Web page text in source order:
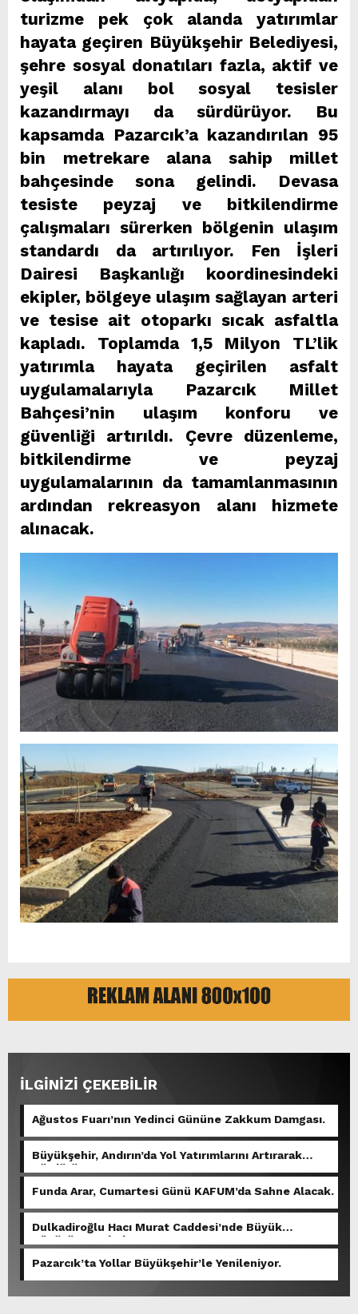
turizme pek çok alanda yatırımlar
hayata geçiren Büyükşehir Belediyesi,
şehre sosyal donatıları fazla, aktif ve
yeşil alanı bol sosyal tesisler
kazandırmayı da sürdürüyor. Bu
kapsamda Pazarcık’a kazandırılan 95
bin metrekare alana sahip millet
bahçesinde sona gelindi. Devasa
tesiste peyzaj ve bitkilendirme
çalışmaları sürerken bölgenin ulaşım
standardı da artırılıyor. Fen İşleri
Dairesi Başkanlığı koordinesindeki
ekipler, bölgeye ulaşım sağlayan arteri
ve tesise ait otoparkı sıcak asfaltla
kapladı. Toplamda 1,5 Milyon TL’lik
yatırımla hayata geçirilen asfalt
uygulamalarıyla Pazarcık Millet
Bahçesi’nin ulaşım konforu ve
güvenliği artırıldı. Çevre düzenleme,
bitkilendirme ve peyzaj
uygulamalarının da tamamlanmasının
ardından rekreasyon alanı hizmete
alınacak.
İLGİNİZİ ÇEKEBİLİR
Ağustos Fuarı’nın Yedinci Gününe Zakkum Damgası.
Büyükşehir, Andırın’da Yol Yatırımlarını Artırarak
Sürdürüyor.
Funda Arar, Cumartesi Günü KAFUM’da Sahne Alacak.
Dulkadiroğlu Hacı Murat Caddesi’nde Büyük
Dönüşüm Başladı.
Pazarcık’ta Yollar Büyükşehir’le Yenileniyor.